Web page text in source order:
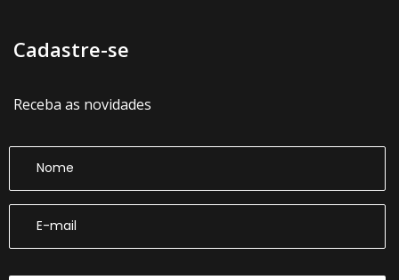
Cadastre-se
Receba as novidades